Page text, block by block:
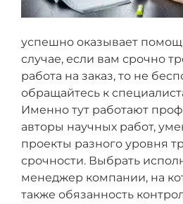
успешно оказывает
случае, если вам срочно
работа на заказ, то не
обращайтесь к
Именно тут работают
авторы научных работ,
проекты разного уровня
срочности. Выбрать
менеджер компании, на
также обязанность